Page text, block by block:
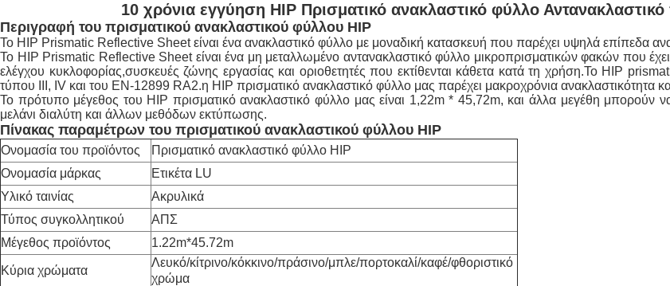
10 χρόνια εγγύηση HIP Πρισματικό ανακλαστικό φύλλο
Περιγραφή του πρισματικού ανακλαστικού φύλλου HIP
Το HIP Prismatic Reflective Sheet είναι ένα ανακλαστικό φύλλο με μοναδική κατασκευή που παρέχει υψηλά επίπεδα
Το HIP Prismatic Reflective Sheet είναι ένα μη μεταλλωμένο αντανακλαστικό φύλλο μικροπρισματικών φακών που
ελέγχου κυκλοφορίας,συσκευές ζώνης εργασίας και οριοθετητές που εκτίθενται κάθετα κατά τη χρήση.Το HIP
τύπου III, IV και του EN-12899 RA2.η HIP πρισματικό ανακλαστικό φύλλο μας παρέχει μακροχρόνια ανακλαστικότητα
Το πρότυπο μέγεθος του HIP πρισματικό ανακλαστικό φύλλο μας είναι 1,22m * 45,72m, και άλλα μεγέθη
μελάνι διαλύτη και άλλων μεθόδων εκτύπωσης.
Πίνακας παραμέτρων του πρισματικού ανακλαστικού φύλλου HIP
Ονομασία του προϊόντος
Πρισματικό ανακλαστικό φύλλο HIP
Ονομασία μάρκας
Ετικέτα LU
Υλικό ταινίας
Ακρυλικά
Τύπος συγκολλητικού
ΑΠΣ
Μέγεθος προϊόντος
1.22m*45.72m
Κύρια χρώματα
Λευκό/κίτρινο/κόκκινο/πράσινο/μπλε/πορτοκαλί/καφέ/φθοριστικό
χρώμα